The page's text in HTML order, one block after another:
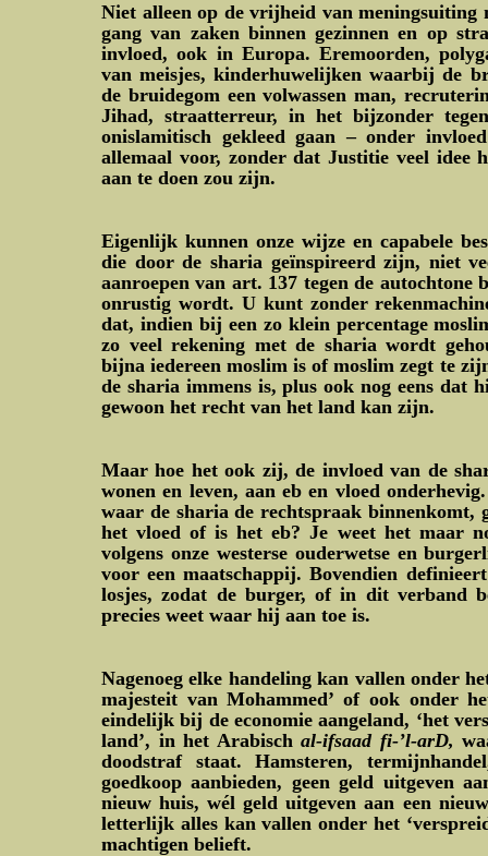
Niet alleen op de vrijheid van meningsuiting
gang van zaken binnen gezinnen en op
invloed, ook in Europa. Eremoorden,
van meisjes, kinderhuwelijken waarbij de
de bruidegom een volwassen man,
Jihad, straatterreur, in het bijzonder
onislamitisch gekleed gaan – onder
allemaal voor, zonder dat Justitie veel idee
aan te doen zou zijn.
Eigenlijk kunnen onze wijze en capabele
die door de sharia geïnspireerd zijn, niet
aanroepen van art. 137 tegen de autochtone
onrustig wordt. U kunt zonder
dat, indien bij een zo klein percentage
zo veel rekening met de sharia wordt
bijna iedereen moslim is of moslim zegt te
de sharia immens is, plus ook nog eens dat
gewoon het recht van het land kan zijn.
Maar hoe het ook zij, de invloed van de
wonen en leven, aan eb en vloed
waar de sharia de rechtspraak binnenkomt,
het vloed of is het eb? Je weet het maar
volgens onze westerse ouderwetse en
voor een maatschappij. Bovendien
losjes, zodat de burger, of in dit verband
precies weet waar hij aan toe is.
Nagenoeg elke handeling kan vallen onder
majesteit van Mohammed’ of ook onder
eindelijk bij de economie aangeland, ‘het
land’, in het Arabisch al-ifsaad fi-’l-arD,
doodstraf staat. Hamsteren,
goedkoop aanbieden, geen geld uitgeven
nieuw huis, wél geld uitgeven aan een
letterlijk alles kan vallen onder het
machtigen belieft.